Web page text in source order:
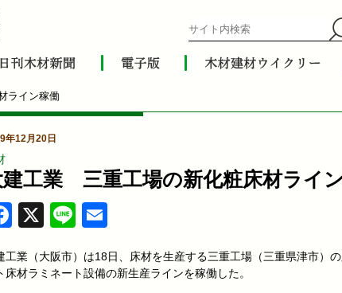
ライン稼働
年12月20日
建工業 三重工場の新化粧床材ライ
Facebook
X Line
工業（大阪市）は18日、床材を生産する三重工場（三重県津市）
床材ラミネート設備の新生産ラインを稼働した。